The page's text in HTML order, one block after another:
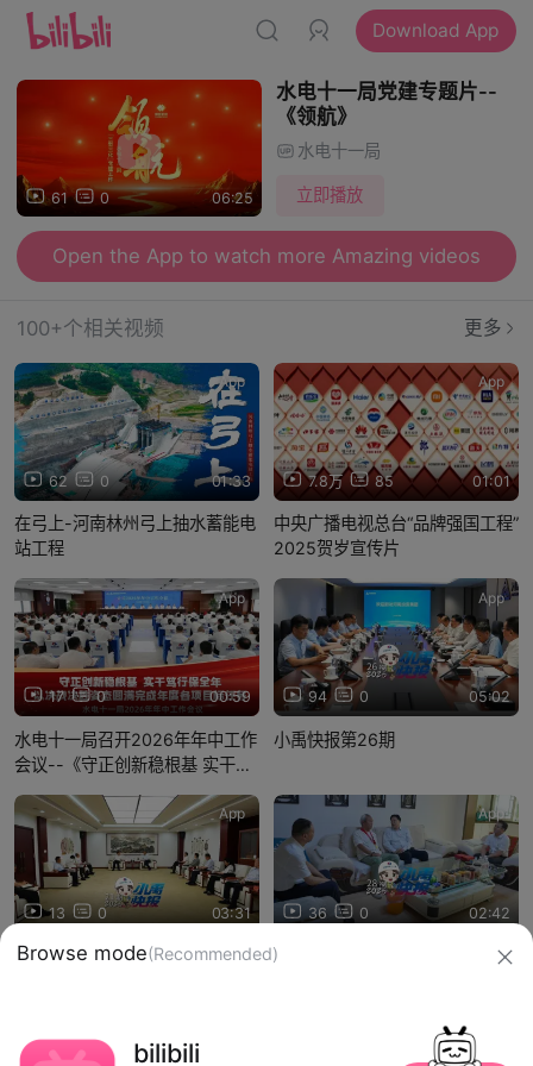
Download App
61 0 06:25
水电十一局党建专题片--
《领航》
水电十一局
立即播放
Open the App to watch more Amazing videos
100+个相关视频 更多
62 0 01:33
App
在弓上-河南林州弓上抽水蓄能电
站工程
7.8万 85 01:01
App
中央广播电视总台“品牌强国工程”
2025贺岁宣传片
17 0 00:59
App
水电十一局召开2026年年中工作
会议--《守正创新稳根基 实干笃
成年度各项目标任务》
94 0 05:02
App
小禹快报第26期
13 0 03:31
App
小禹快报第21期
36 0 02:42
App
小禹快报第28期
Browse mode(Recommended)
网络文化经营许可证 沪网文【2019】3804-274号